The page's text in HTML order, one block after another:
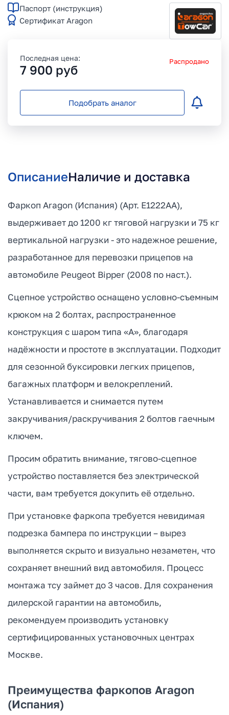
Паспорт (инструкция)
Сертификат Aragon
Последная цена:
7 900 руб
Распродано
Подобрать аналог
ОписаниеНаличие и доставка
Фаркоп Aragon (Испания) (Арт. E1222AA),
выдерживает до 1200 кг тяговой нагрузки и 75 кг
вертикальной нагрузки - это надежное решение,
разработанное для перевозки прицепов на
автомобиле Peugeot Bipper (2008 по наст.).
Сцепное устройство оснащено условно-съемным
крюком на 2 болтах, распространенное
конструкция с шаром типа «А», благодаря
надёжности и простоте в эксплуатации. Подходит
для сезонной буксировки легких прицепов,
багажных платформ и велокреплений.
Устанавливается и снимается путем
закручивания/раскручивания 2 болтов гаечным
ключем.
Просим обратить внимание, тягово-сцепное
устройство поставляется без электрической
части, вам требуется докупить её отдельно.
При установке фаркопа требуется невидимая
подрезка бампера по инструкции – вырез
выполняется скрыто и визуально незаметен, что
сохраняет внешний вид автомобиля. Процесс
монтажа тсу займет до 3 часов. Для сохранения
дилерской гарантии на автомобиль,
рекомендуем производить установку
сертифицированных установочных центрах
Москве.
Преимущества фаркопов Aragon
(Испания)